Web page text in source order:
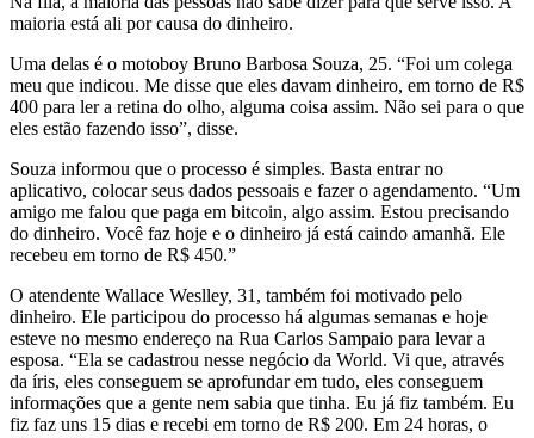
maioria está ali por causa do dinheiro.
Uma delas é o motoboy Bruno Barbosa Souza, 25. “Foi um colega
meu que indicou. Me disse que eles davam dinheiro, em torno de R$
400 para ler a retina do olho, alguma coisa assim. Não sei para o que
eles estão fazendo isso”, disse.
Souza informou que o processo é simples. Basta entrar no
aplicativo, colocar seus dados pessoais e fazer o agendamento. “Um
amigo me falou que paga em bitcoin, algo assim. Estou precisando
do dinheiro. Você faz hoje e o dinheiro já está caindo amanhã. Ele
recebeu em torno de R$ 450.”
O atendente Wallace Weslley, 31, também foi motivado pelo
dinheiro. Ele participou do processo há algumas semanas e hoje
esteve no mesmo endereço na Rua Carlos Sampaio para levar a
esposa. “Ela se cadastrou nesse negócio da World. Vi que, através
da íris, eles conseguem se aprofundar em tudo, eles conseguem
informações que a gente nem sabia que tinha. Eu já fiz também. Eu
fiz faz uns 15 dias e recebi em torno de R$ 200. Em 24 horas, o